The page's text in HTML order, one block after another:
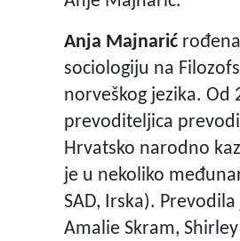
Anja Majnarić
sociologiju na
norveškog jezika.
prevoditeljica prevodi
Hrvatsko narodno
je u nekoliko
SAD, Irska).
Amalie Skram,